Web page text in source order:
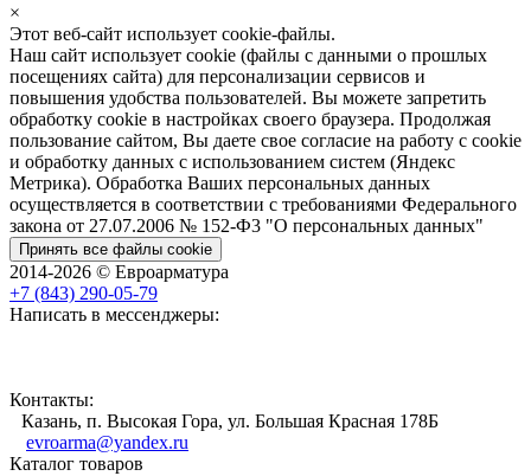
×
Этот веб-сайт использует cookie-файлы.
Наш сайт использует cookie (файлы с данными о прошлых
посещениях сайта) для персонализации сервисов и
повышения удобства пользователей. Вы можете запретить
обработку cookie в настройках своего браузера. Продолжая
пользование сайтом, Вы даете свое согласие на работу с cookie
и обработку данных с использованием систем (Яндекс
Метрика). Обработка Ваших персональных данных
осуществляется в соответствии с требованиями Федерального
закона от 27.07.2006 № 152-Ф3 "О персональных данных"
Принять все файлы cookie
2014-2026 © Евроарматура
+7 (843) 290-05-79
Написать в мессенджеры:
Контакты:
Казань, п. Высокая Гора, ул. Большая Красная 178Б
evroarma@yandex.ru
Каталог товаров